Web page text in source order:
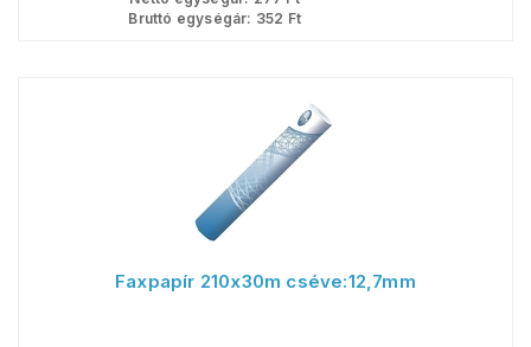
Bruttó egységár: 352 Ft
Faxpapír 210x30m cséve:12,7mm